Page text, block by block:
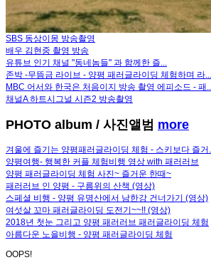
SBS 동상이몽 방송촬영
배우 김현중 촬영 방송
유튜브 인기 채널 "동네놈들" 과 함께한 즐...
존박 -무뜸금 라이브 - 양평 패러글라이딩 체험하며 라...
MBC 어서와 한국은 처음이지 방송 촬영 에피소드 - 패...
채널A 하트시그널 시즌2 방송촬영
PHOTO album / 사진앨범 more
겨울에 즐기는 양평패러글라이딩 체험 - 스키보다 즐거...
양평여행- 행복한 커플 체험비행 영상 with 패러러브
양평 패러글라이딩 체험 사진~ 즐거운 한때~
패러러브 인 양평 - 구름위의 산책 (영상)
스페셜 비행 - 양평 유명산에서 남한강 건너가기 (영상)
여섯살 꼬마 패러글라이딩 도전기~~!! (영상)
2018년 첫눈 그리고 양평 패러러브 패러글라이딩 체험
아름다운 노을비행 - 양평 패러글라이딩 체험
OOPS!